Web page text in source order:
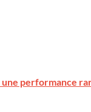
performance